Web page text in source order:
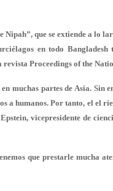
que se extiende a lo
en todo Bangladesh
revista Proceedings of the
muchas partes de Asia. Sin
a humanos. Por tanto, el el
vicepresidente de
que prestarle mucha